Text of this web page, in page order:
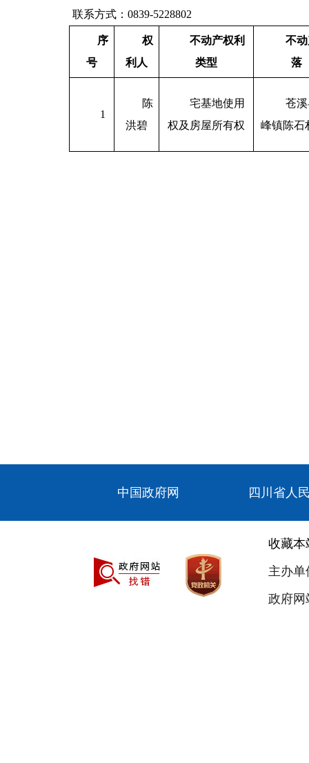
联系方式：0839-5228802
序
号
权
利人
不动产权利
类型
不
落
1
陈
洪碧
宅基地使用
权及房屋所有权
苍
峰镇陈石
中国政府网 四川省人
收藏本
主办
政府网